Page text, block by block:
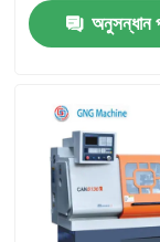
পণ্য
ভিডিও
অনুসন্ধান